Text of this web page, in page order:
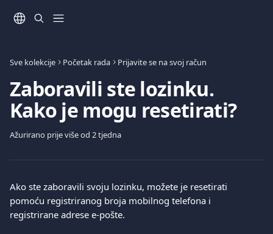
Sve kolekcije Početak rada Prijavite se na svoj račun
Zaboravili ste lozinku.
Kako je mogu resetirati?
Ažurirano prije više od 2 tjedna
Ako ste zaboravili svoju lozinku, možete je resetirati
pomoću registriranog broja mobilnog telefona i
registrirane adrese e-pošte.